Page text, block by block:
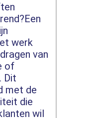
werk
van
of
Dit
met de
die
wil